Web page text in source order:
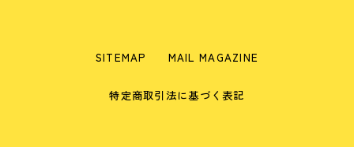
SITEMAP MAIL MAGAZINE
特定商取引法に基づく表記